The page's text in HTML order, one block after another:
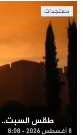
مستجدات
طقس السبت..
8 أغسطس 2026 - 8:08